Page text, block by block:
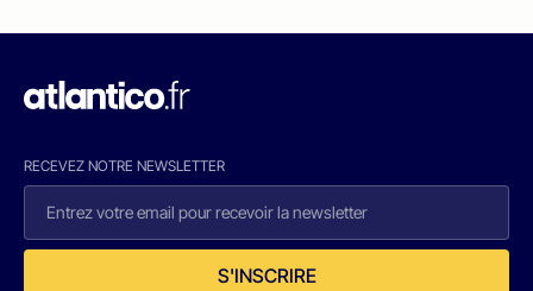
RECEVEZ NOTRE NEWSLETTER
S'INSCRIRE